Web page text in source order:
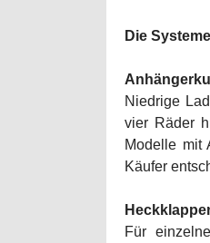
Die
Niedrige
vier Räder
Modelle mit
Käufer
Für